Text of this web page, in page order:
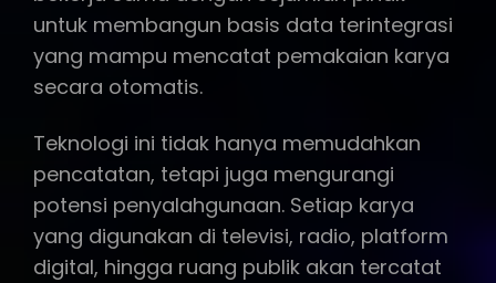
untuk membangun basis data terintegrasi
yang mampu mencatat pemakaian karya
secara otomatis.
Teknologi ini tidak hanya memudahkan
pencatatan, tetapi juga mengurangi
potensi penyalahgunaan. Setiap karya
yang digunakan di televisi, radio, platform
digital, hingga ruang publik akan tercatat